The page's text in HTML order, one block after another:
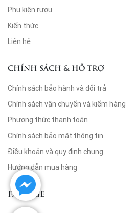
Phụ kiện rượu
Kiến thức
Liên hệ
CHÍNH SÁCH & HỖ TRỢ
Chính sách bảo hành và đổi trả
Chính sách vận chuyển và kiểm hàng
Phương thức thanh toán
Chính sách bảo mật thông tin
Điều khoản và quy định chung
Hướng dẫn mua hàng
FANPAGE